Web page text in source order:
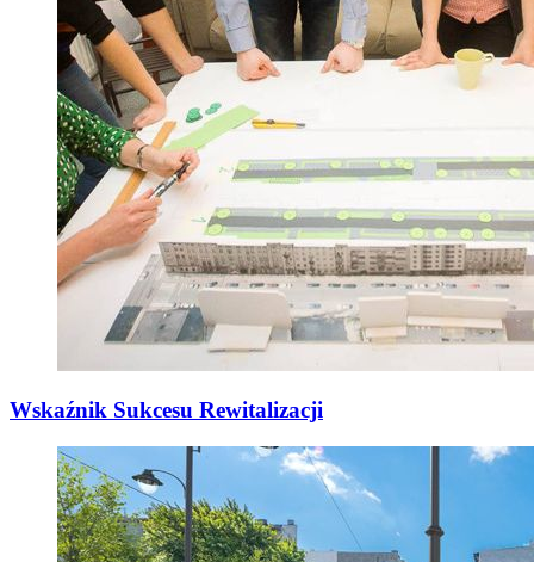
Wskaźnik Sukcesu Rewitalizacji